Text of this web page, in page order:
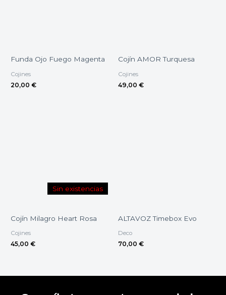
Funda Ojo Fuego Magenta
Cojines
20,00 €
Cojín AMOR Turquesa
Cojines
49,00 €
Sin existencias
Cojín Milagro Heart Rosa
Cojines
45,00 €
ALTAVOZ Timebox Evo
Deco
70,00 €